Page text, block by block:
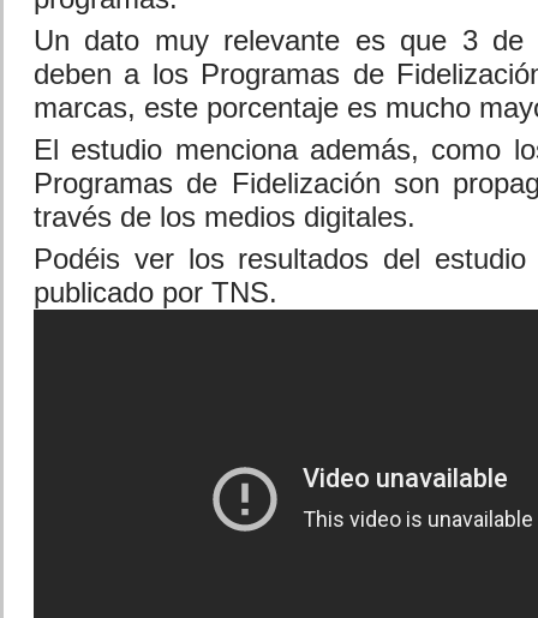
Un dato muy relevante es que 3 de
deben a los Programas de
marcas, este porcentaje es mucho
El estudio menciona además, como
Programas de Fidelización son
través de los medios digitales.
Podéis ver los resultados del
publicado por TNS.